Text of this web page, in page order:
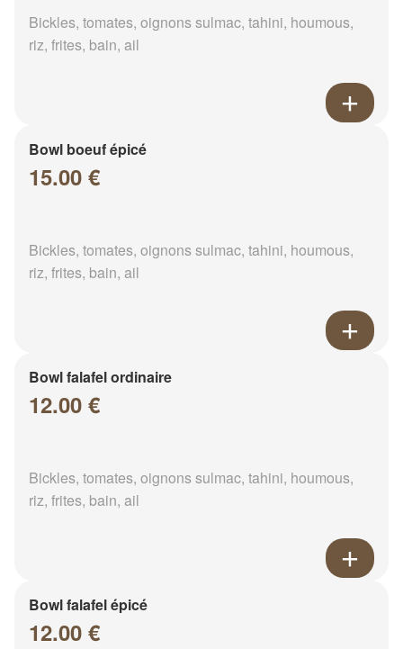
Bickles, tomates, oignons sulmac, tahini, houmous,
riz, frites, bain, ail
Bowl boeuf épicé
15.00 €
Bickles, tomates, oignons sulmac, tahini, houmous,
riz, frites, bain, ail
Bowl falafel ordinaire
12.00 €
Bickles, tomates, oignons sulmac, tahini, houmous,
riz, frites, bain, ail
Bowl falafel épicé
12.00 €